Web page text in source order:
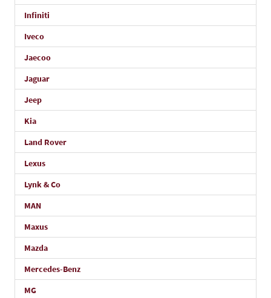
Infiniti
Iveco
Jaecoo
Jaguar
Jeep
Kia
Land Rover
Lexus
Lynk & Co
MAN
Maxus
Mazda
Mercedes-Benz
MG